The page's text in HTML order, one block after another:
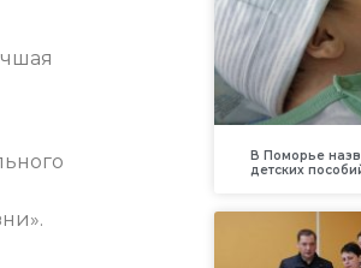
В Поморье
детских